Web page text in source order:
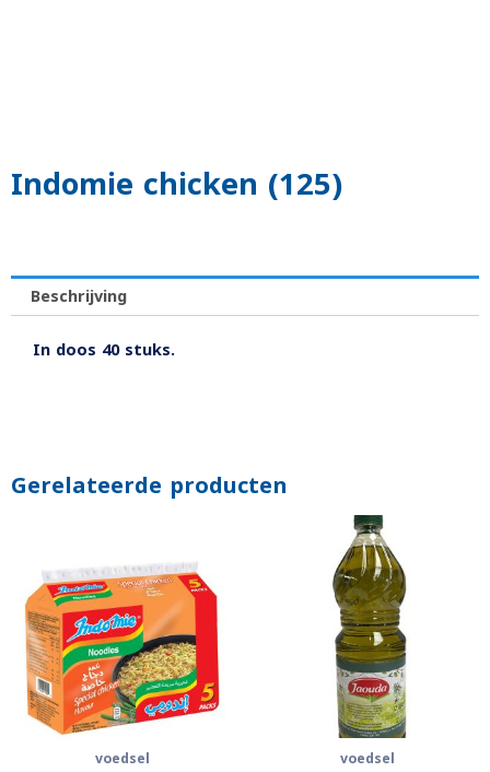
Indomie chicken (125)
Beschrijving
In doos 40 stuks.
Gerelateerde producten
voedsel voedsel